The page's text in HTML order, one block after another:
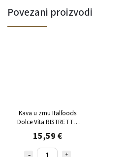
Povezani proizvodi
Kava u zrnu Italfoods
Dolce Vita RISTRETTO
1kg
15,59 €